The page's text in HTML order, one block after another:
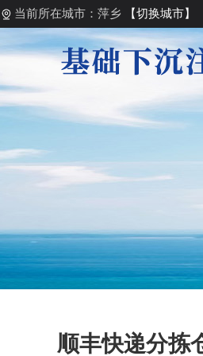
当前所在城市：萍乡 【切换城市】
顺丰快递分拣